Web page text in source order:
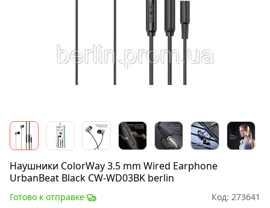
Наушники ColorWay 3.5 mm Wired Earphone
UrbanBeat Black CW-WD03BK berlin
Готово к отправке Код: 273641